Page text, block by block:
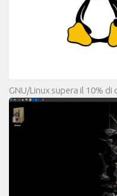
GNU/Linux supera il 10%